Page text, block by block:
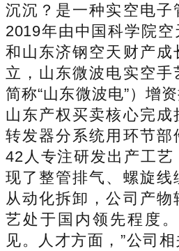
沉沉？是一种实空电子
2019年由中国科学院
和山东济钢空天财产成
立，山东微波电实空手
简称“山东微波电”）增
山东产权买卖核心完成
转发器分系统用环节部
42人专注研发出产工艺
现了整管排气、螺旋线
从动化拆卸，公司产物
艺处于国内领先程度。
见。人才方面，”公司